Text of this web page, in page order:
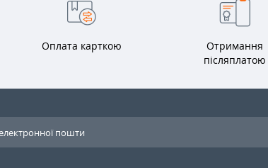
Оплата карткою
Отримання
післяплатою